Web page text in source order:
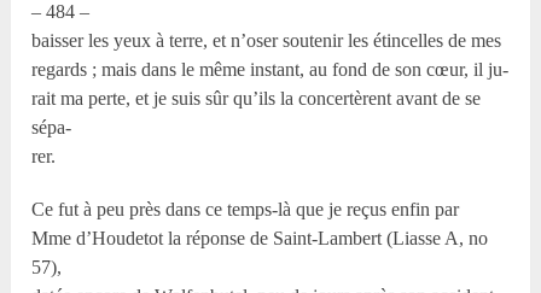
– 484 –
baisser les yeux à terre, et n’oser soutenir les étincelles de mes
regards ; mais dans le même instant, au fond de son cœur, il ju-
rait ma perte, et je suis sûr qu’ils la concertèrent avant de se
sépa-
rer.
Ce fut à peu près dans ce temps-là que je reçus enfin par
Mme d’Houdetot la réponse de Saint-Lambert (Liasse A, no
57),